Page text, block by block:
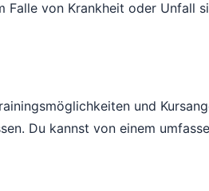
von Krankheit oder Unfall
und
Du kannst von einem